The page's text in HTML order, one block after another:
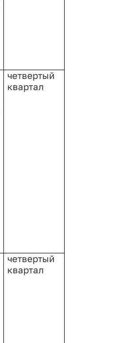
четвертый
квартал
четвертый
квартал